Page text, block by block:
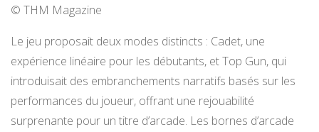
© THM Magazine
Le jeu proposait deux modes distincts : Cadet, une
expérience linéaire pour les débutants, et Top Gun, qui
introduisait des embranchements narratifs basés sur les
performances du joueur, offrant une rejouabilité
surprenante pour un titre d’arcade. Les bornes d’arcade